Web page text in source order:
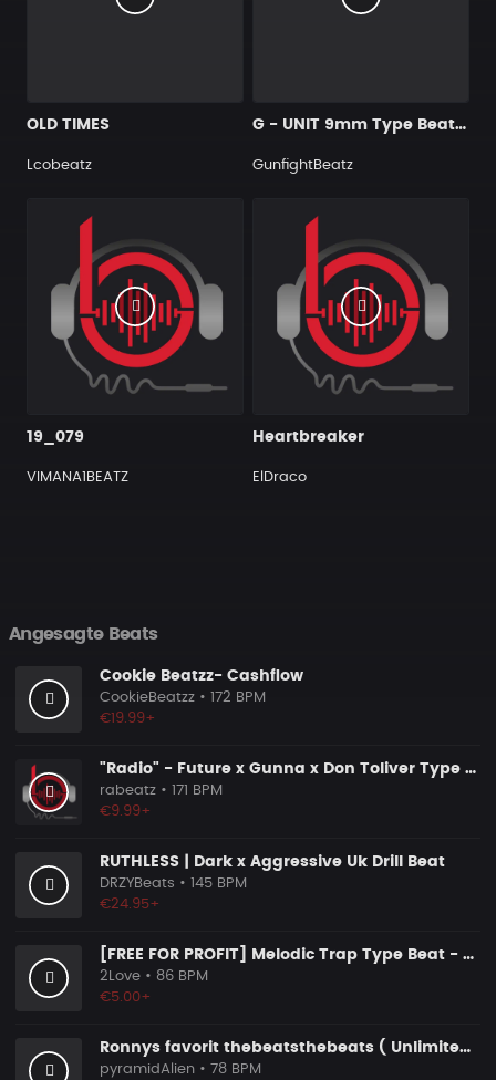
OLD TIMES
Lcobeatz
G - UNIT 9mm Type Beat Prod GUNFIGHT BEATZ
GunfightBeatz
19_079
VIMANA1BEATZ
Heartbreaker
ElDraco
Angesagte Beats
Cookie Beatzz- Cashflow
CookieBeatzz • 172 BPM
€19.99+
"Radio" - Future x Gunna x Don Toliver Type Beat 2026 | Melodic Trap | 171 bpm
rabeatz • 171 BPM
€9.99+
RUTHLESS | Dark x Aggressive Uk Drill Beat
DRZYBeats • 145 BPM
€24.95+
[FREE FOR PROFIT] Melodic Trap Type Beat - ＂GHOST NOTES＂ - ｜ Dark Luxury Trap Instrumental 2026
2Love • 86 BPM
€5.00+
Ronnys favorit thebeatsthebeats ( Unlimited Use Lizenzen! )
pyramidAlien • 78 BPM